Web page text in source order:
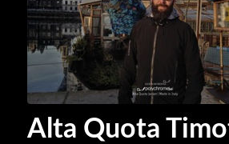
Alta Quota